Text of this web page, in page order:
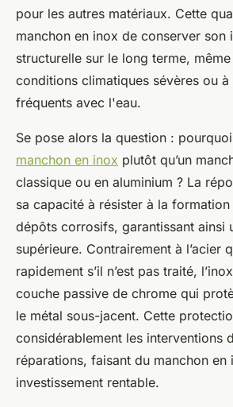
pour les autres matériaux. Cette
manchon en inox de conserver son
structurelle sur le long terme,
conditions climatiques sévères ou
fréquents avec l'eau.
Se pose alors la question :
manchon en inox plutôt qu’un
classique ou en aluminium ? La
sa capacité à résister à la formation
dépôts corrosifs, garantissant ainsi
supérieure. Contrairement à l’acier
rapidement s’il n’est pas traité,
couche passive de chrome qui
le métal sous-jacent. Cette
considérablement les interventions
réparations, faisant du manchon en
investissement rentable.